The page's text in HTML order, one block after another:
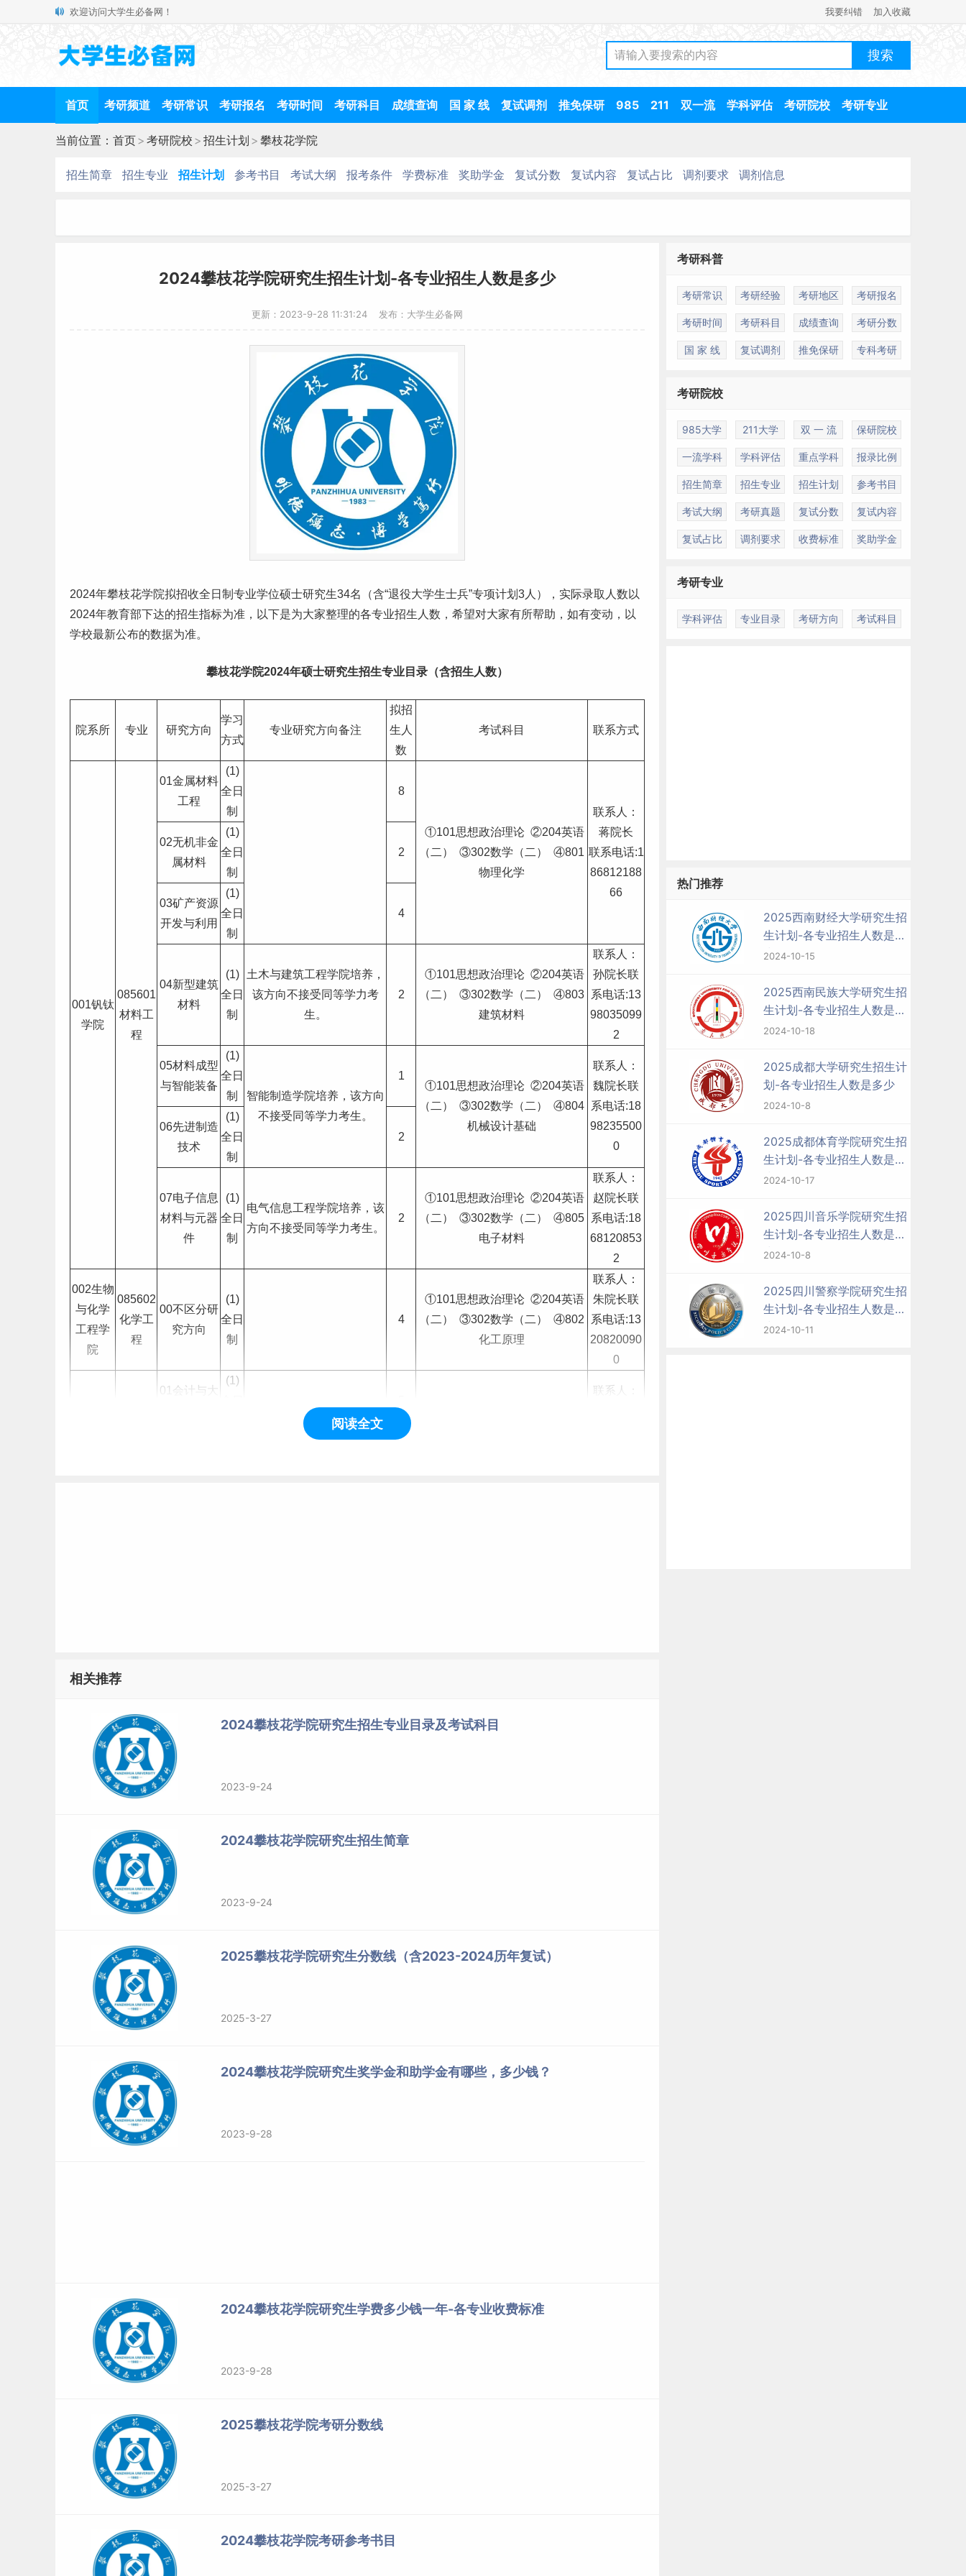
欢迎访问大学生必备网！ 我要纠错 加入收藏
首页 考研频道 考研常识 考研报名 考研时间 考研科目 成绩查询 国 家 线 复试调剂 推免保研 985 211 双一流 学科评估 考研院校 考研专业
当前位置： 首页> 考研院校 > 招生计划 > 攀枝花学院
招生简章 招生专业 招生计划 参考书目 考试大纲 报考条件 学费标准 奖助学金 复试分数 复试内容 复试占比 调剂要求 调剂信息
2024攀枝花学院研究生招生计划-各专业招生人数是多少
更新：2023-9-28 11:31:24 发布：大学生必备网
2024年攀枝花学院拟招收全日制专业学位硕士研究生34名（含“退役大学生士兵”专项计划3人），实际录取人数以
2024年教育部下达的招生指标为准，以下是为大家整理的各专业招生人数，希望对大家有所帮助，如有变动，以
学校最新公布的数据为准。
攀枝花学院2024年硕士研究生招生专业目录 （含招生人数）
院系所 专业 研究方向
学习
方式
专业研究方向备注
拟招
生人
数
考试科目 联系方式
001钒钛
学院
085601
材料工
程
01金属材料
工程
(1)
全日
制
8
①101思想政治理论 ②204英语
（二） ③302数学（二） ④801
物理化学
联系人：
蒋院长
联系电话:1
86812188
66
02无机非金
属材料
(1)
全日
制
2
03矿产资源
开发与利用
(1)
全日
制
4
04新型建筑
材料
(1)
全日
制
土木与建筑工程学院培养，
该方向不接受同等学力考
生。
2
①101思想政治理论 ②204英语
（二） ③302数学（二） ④803
建筑材料
联系人：
孙院长联
系电话:13
98035099
2
05材料成型
与智能装备
(1)
全日
制
智能制造学院培养，该方向
不接受同等学力考生。
1
①101思想政治理论 ②204英语
（二） ③302数学（二） ④804
机械设计基础
联系人：
魏院长联
系电话:18
98235500
0
06先进制造
技术
(1)
全日
制
2
07电子信息
材料与元器
件
(1)
全日
制
电气信息工程学院培养，该
方向不接受同等学力考生。
2
①101思想政治理论 ②204英语
（二） ③302数学（二） ④805
电子材料
联系人：
赵院长联
系电话:18
68120853
2
002生物
与化学
工程学
院
085602
化学工
程
00不区分研
究方向
(1)
全日
制
4
①101思想政治理论 ②204英语
（二） ③302数学（二） ④802
化工原理
联系人：
朱院长联
系电话:13
20820090
0
01会计与大
(1)
该方向不接受同等学力考
生。
联系人：
阅读全文
相关推荐
2024攀枝花学院研究生招生专业目录及考试科目
2023-9-24
2024攀枝花学院研究生招生简章
2023-9-24
2025攀枝花学院研究生分数线（含2023-2024历年复试）
2025-3-27
2024攀枝花学院研究生奖学金和助学金有哪些，多少钱？
2023-9-28
2024攀枝花学院研究生学费多少钱一年-各专业收费标准
2023-9-28
2025攀枝花学院考研分数线
2025-3-27
2024攀枝花学院考研参考书目
考研科普
考研常识 考研经验 考研地区 考研报名
考研时间 考研科目 成绩查询 考研分数
国 家 线 复试调剂 推免保研 专科考研
考研院校
985大学 211大学 双 一 流 保研院校
一流学科 学科评估 重点学科 报录比例
招生简章 招生专业 招生计划 参考书目
考试大纲 考研真题 复试分数 复试内容
复试占比 调剂要求 收费标准 奖助学金
考研专业
学科评估 专业目录 考研方向 考试科目
热门推荐
2025西南财经大学研究生招
生计划-各专业招生人数是多
少
2024-10-15
2025西南民族大学研究生招
生计划-各专业招生人数是多
少
2024-10-18
2025成都大学研究生招生计
划-各专业招生人数是多少
2024-10-8
2025成都体育学院研究生招
生计划-各专业招生人数是多
少
2024-10-17
2025四川音乐学院研究生招
生计划-各专业招生人数是多
少
2024-10-8
2025四川警察学院研究生招
生计划-各专业招生人数是多
少
2024-10-11